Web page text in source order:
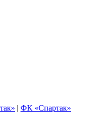
| ФК «Спартак»